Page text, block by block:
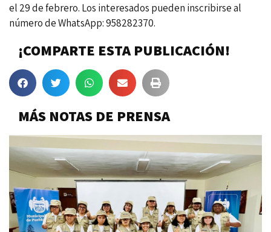
el 29 de febrero. Los interesados pueden inscribirse al
número de WhatsApp: 958282370.
¡COMPARTE ESTA PUBLICACIÓN!
MÁS NOTAS DE PRENSA